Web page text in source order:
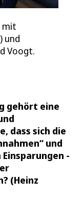
mit
und
Voogt.
gehört eine
dass sich die
und
-
(Heinz